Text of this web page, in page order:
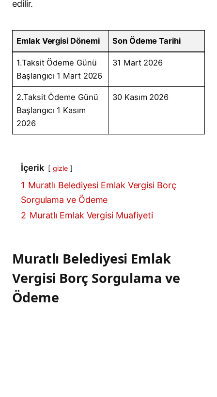
edilir.
Emlak Vergisi Dönemi Son Ödeme Tarihi
1.Taksit Ödeme Günü
Başlangıcı 1 Mart 2026
31 Mart 2026
2.Taksit Ödeme Günü
Başlangıcı 1 Kasım
2026
30 Kasım 2026
İçerik gizle
1 Muratlı Belediyesi Emlak Vergisi Borç
Sorgulama ve Ödeme
2 Muratlı Emlak Vergisi Muafiyeti
Muratlı Belediyesi Emlak
Vergisi Borç Sorgulama ve
Ödeme